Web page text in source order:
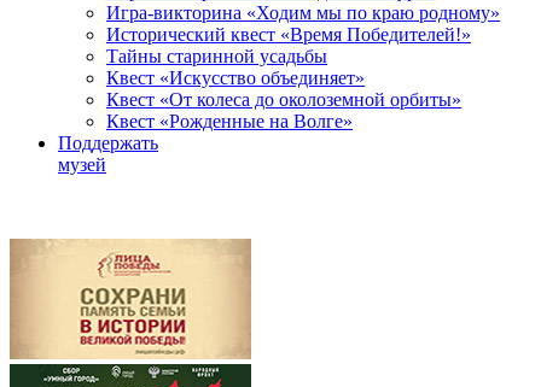
Игра-викторина «Ходим мы по краю родному»
Исторический квест «Время Победителей!»
Тайны старинной усадьбы
Квест «Искусство объединяет»
Квест «От колеса до околоземной орбиты»
Квест «Рожденные на Волге»
Поддержать
музей